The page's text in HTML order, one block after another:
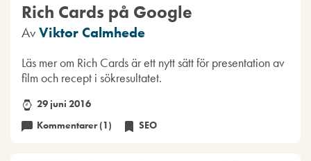
Rich Cards på Google
AvViktor Calmhede
Läs mer om Rich Cards är ett nytt sätt för presentation av
film och recept i sökresultatet.
29 juni 2016
Kommentarer (1)
SEO